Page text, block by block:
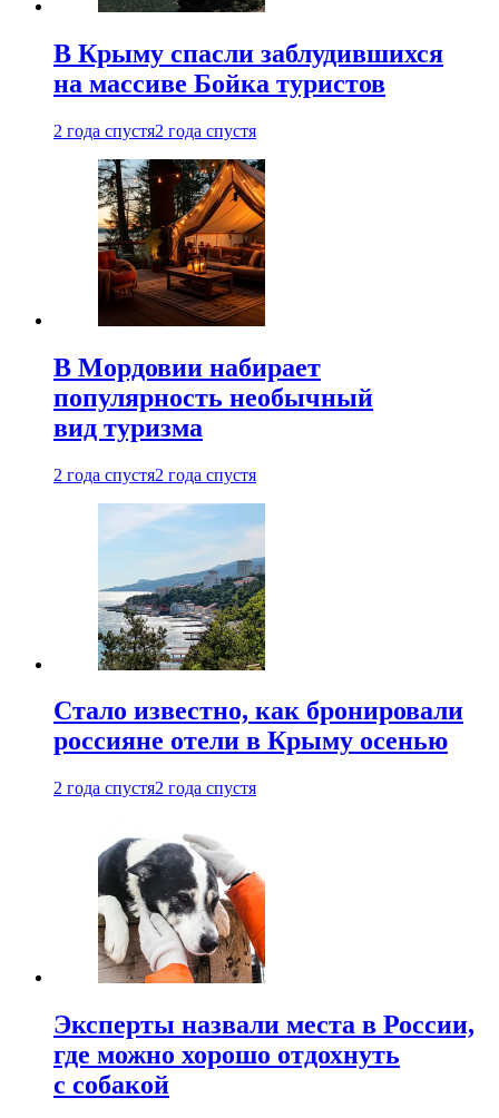
В Крыму спасли заблудившихся
на массиве Бойка туристов
2 года спустя2 года спустя
В Мордовии набирает
популярность необычный
вид туризма
2 года спустя2 года спустя
Стало известно, как бронировали
россияне отели в Крыму осенью
2 года спустя2 года спустя
Эксперты назвали места в России,
где можно хорошо отдохнуть
с собакой